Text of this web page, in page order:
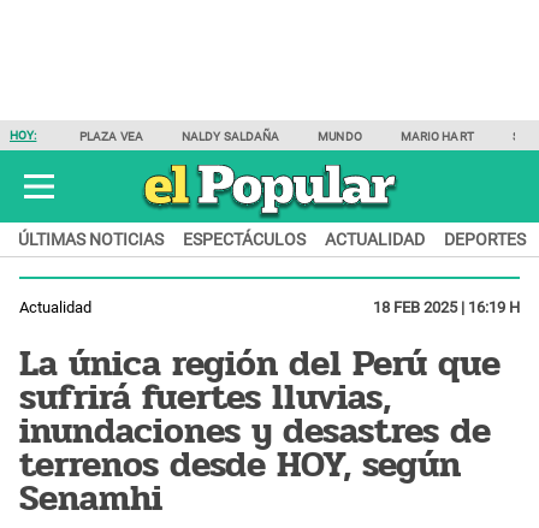
HOY: PLAZA VEA NALDY SALDAÑA MUNDO MARIO HART
ÚLTIMAS NOTICIAS ESPECTÁCULOS ACTUALIDAD DEPORTES
Actualidad 18 FEB 2025 | 16:19 H
La única región del Perú que
sufrirá fuertes lluvias,
inundaciones y desastres de
terrenos desde HOY, según
Senamhi